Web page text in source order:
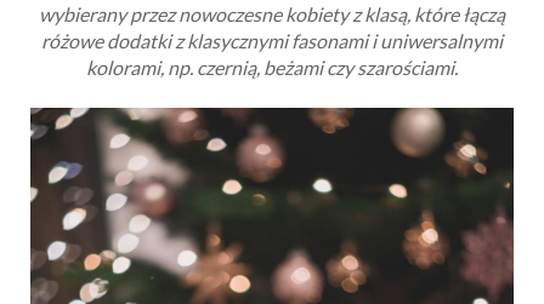
wybierany przez nowoczesne kobiety z klasą, które łączą
różowe dodatki z klasycznymi fasonami i uniwersalnymi
kolorami, np. czernią, beżami czy szarościami.